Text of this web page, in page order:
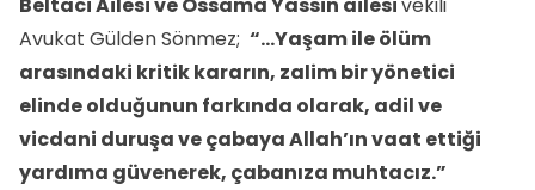
Avukat Gülden Sönmez; “…Yaşam ile ölüm
arasındaki kritik kararın, zalim bir yönetici
elinde olduğunun farkında olarak, adil ve
vicdani duruşa ve çabaya Allah’ın vaat ettiği
yardıma güvenerek, çabanıza muhtacız.”